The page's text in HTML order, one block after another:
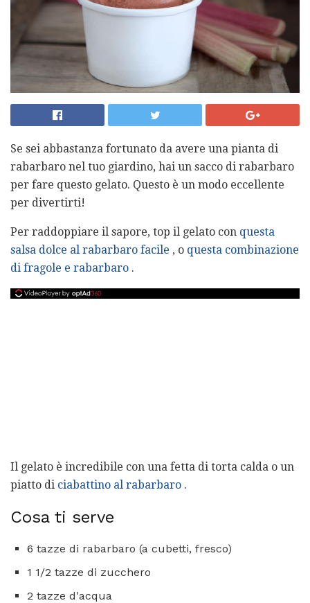
Se sei abbastanza fortunato da avere una pianta di
rabarbaro nel tuo giardino, hai un sacco di rabarbaro
per fare questo gelato. Questo è un modo eccellente
per divertirti!
Per raddoppiare il sapore, top il gelato con questa
salsa dolce al rabarbaro facile , o questa combinazione
di fragole e rabarbaro .
Il gelato è incredibile con una fetta di torta calda o un
piatto di ciabattino al rabarbaro .
Cosa ti serve
6 tazze di rabarbaro (a cubetti, fresco)
1 1/2 tazze di zucchero
2 tazze d'acqua